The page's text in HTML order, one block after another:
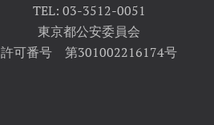
TEL: 03-3512-0051
東京都公安委員会
許可番号 第301002216174号